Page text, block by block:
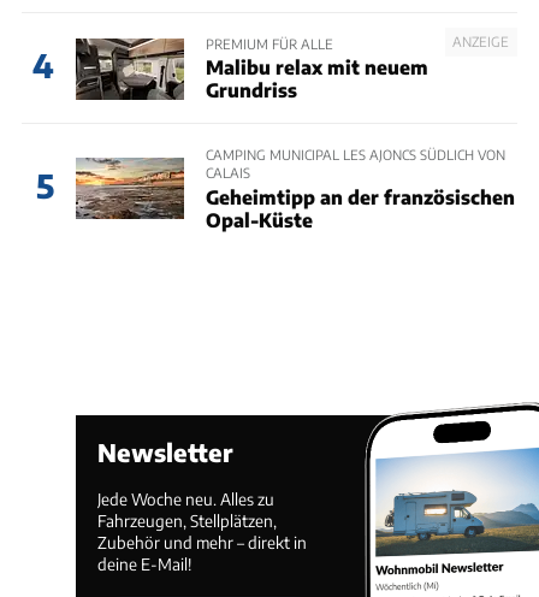
4
ANZEIGE
PREMIUM FÜR ALLE
Malibu relax mit neuem
Grundriss
5
CAMPING MUNICIPAL LES AJONCS SÜDLICH VON
CALAIS
Geheimtipp an der französischen
Opal-Küste
Newsletter
Jede Woche neu. Alles zu
Fahrzeugen, Stellplätzen,
Zubehör und mehr – direkt in
deine E-Mail!